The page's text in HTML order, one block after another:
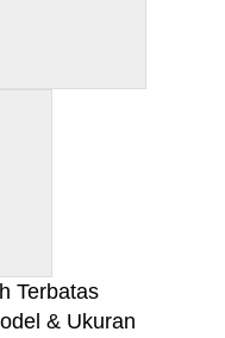
Terbatas
& Ukuran